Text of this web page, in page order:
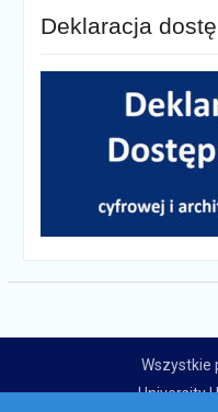
Deklaracja
Wszystkie
University